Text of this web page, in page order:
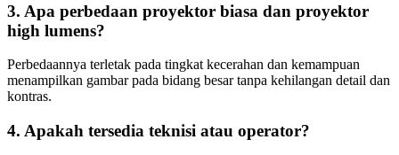
3. Apa perbedaan proyektor biasa dan proyektor
high lumens?
Perbedaannya terletak pada tingkat kecerahan dan kemampuan
menampilkan gambar pada bidang besar tanpa kehilangan detail dan
kontras.
4. Apakah tersedia teknisi atau operator?